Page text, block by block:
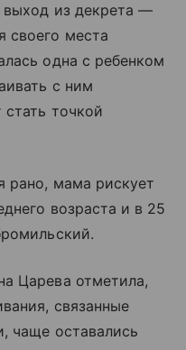
выход из декрета —
своего места
одна с ребенком
с ним
точкой
рано, мама рискует
возраста и в 25
Царева отметила,
связанные
чаще оставались